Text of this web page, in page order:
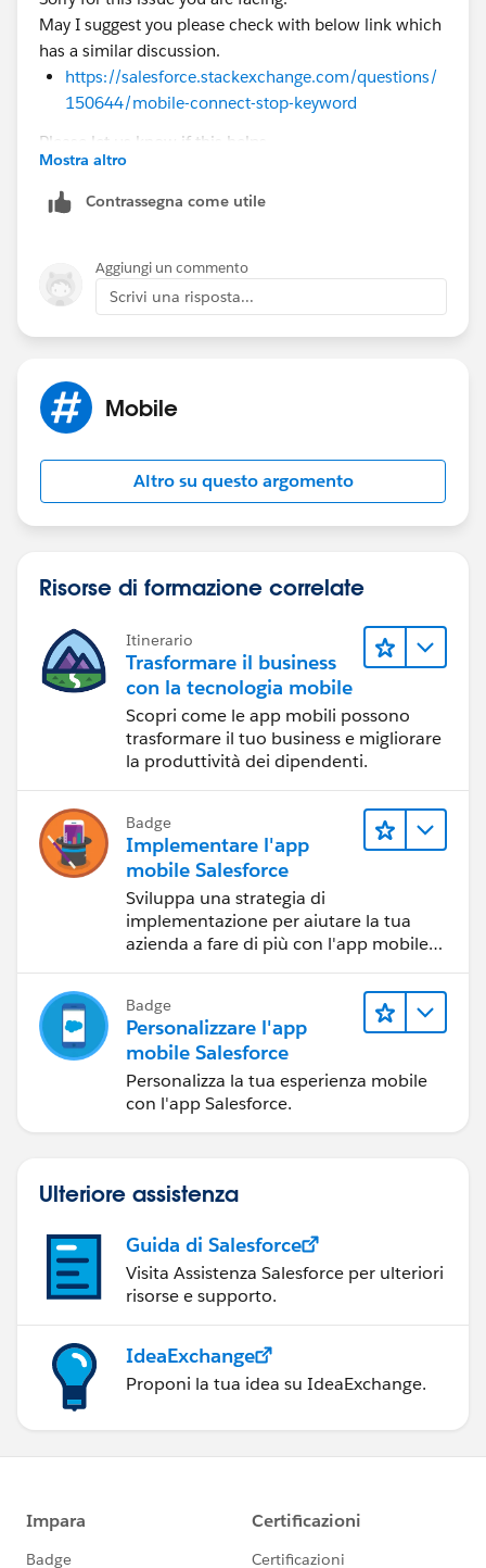
May I suggest you please check with below link which
has a similar discussion.
https://salesforce.stackexchange.com/questions/
150644/mobile-connect-stop-keyword
Please let us know if this helps.
Thanks,
Nagendra
Mostra altro
Contrassegna come utile
Aggiungi un commento
Scrivi una risposta...
Mobile
Altro su questo argomento
Risorse di formazione correlate
Itinerario
Trasformare il business
con la tecnologia mobile
Scopri come le app mobili possono
trasformare il tuo business e migliorare
la produttività dei dipendenti.
Badge
Implementare l'app
mobile Salesforce
Sviluppa una strategia di
implementazione per aiutare la tua
azienda a fare di più con l'app mobile
Badge
Personalizzare l'app
mobile Salesforce
Personalizza la tua esperienza mobile
con l'app Salesforce.
Ulteriore assistenza
Guida di Salesforce
Visita Assistenza Salesforce per ulteriori
risorse e supporto.
IdeaExchange
Proponi la tua idea su IdeaExchange.